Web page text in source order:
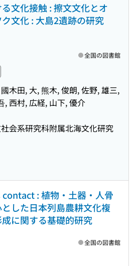
文化接触 : 擦文文化とオ
文化 : 大島2遺跡の研究
木田, 大, 熊木, 俊朗, 佐野, 雄三,
, 西村, 広経, 山下, 優介
会系研究科附属北海文化研究
全国の図書館
contact : 植物・土器・人骨
した日本列島農耕文化複
に関する基礎的研究
全国の図書館